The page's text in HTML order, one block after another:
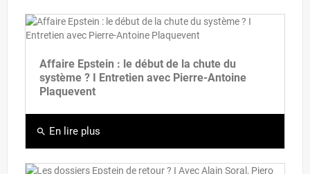
Affaire Epstein : le début de la chute du
système ? I Entretien avec Pierre-Antoine
Plaquevent
search En lire plus